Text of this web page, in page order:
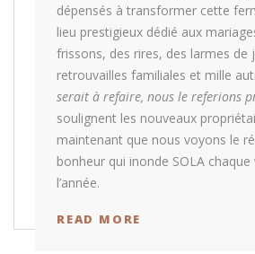
dépensés à transformer cette
lieu prestigieux dédié aux
frissons, des rires, des larmes de
retrouvailles familiales et mille
serait à refaire, nous le referions
soulignent les nouveaux
maintenant que nous voyons le
bonheur qui inonde SOLA
l’année.
READ MORE